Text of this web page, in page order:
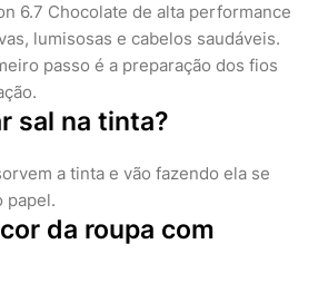
6.7 Chocolate de alta performance
lumisosas e cabelos saudáveis.
passo é a preparação dos fios
sal na tinta?
a tinta e vão fazendo ela se
papel.
da roupa com